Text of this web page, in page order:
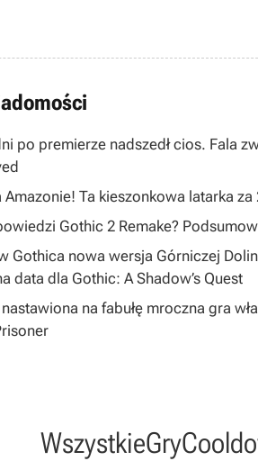
po premierze nadszedł cios. Fala
Ta kieszonkowa latarka
Gothic 2 Remake?
Gothica nowa wersja Górniczej
data dla Gothic: A Shadow’s Quest
na fabułę mroczna gra
WszystkieGry